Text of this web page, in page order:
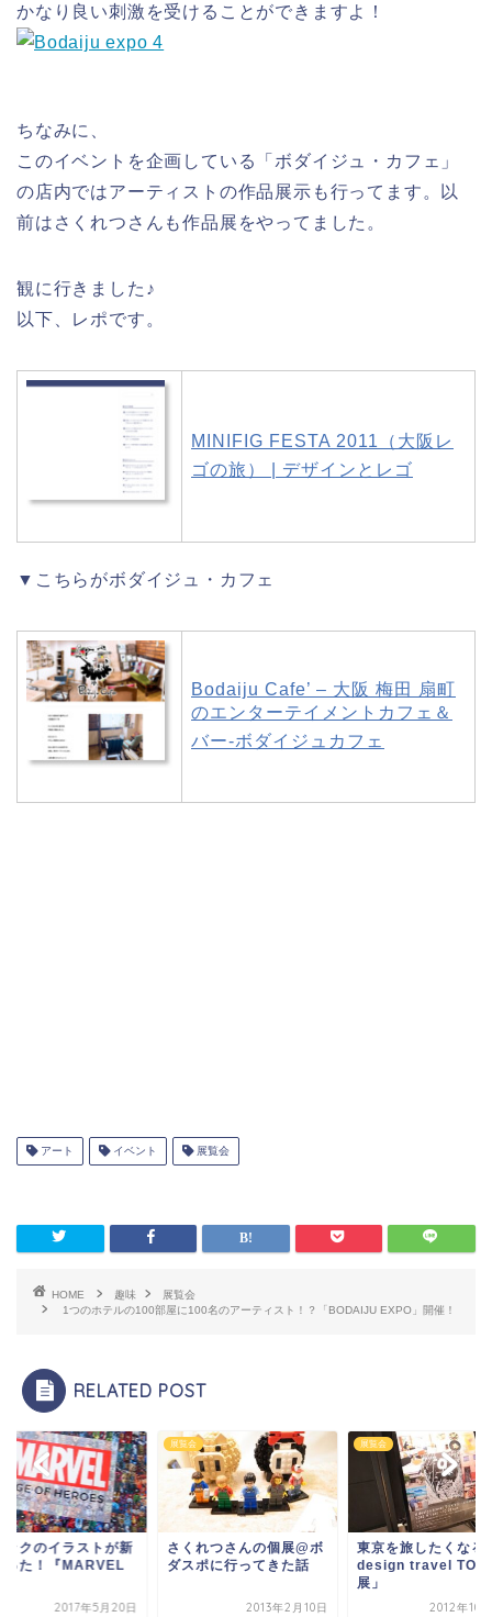
かなり良い刺激を受けることができますよ！
ちなみに、
このイベントを企画している「ボダイジュ・カフェ」
の店内ではアーティストの作品展示も行ってます。以
前はさくれつさんも作品展をやってました。
観に行きました♪
以下、レポです。
MINIFIG FESTA 2011（大阪レ
ゴの旅） | デザインとレゴ
▼こちらがボダイジュ・カフェ
Bodaiju Cafe’ – 大阪 梅田 扇町
のエンターテイメントカフェ＆
バー-ボダイジュカフェ
アート イベント 展覧会
HOME 趣味
展覧会
1つのホテルの100部屋に100名のアーティスト！？「BODAIJU EXPO」開催！
RELATED POST
ックのイラストが新
った！『MARVEL
2017年5月20日
展覧会
さくれつさんの個展@ボ
ダスポに行ってきた話
2013年2月10日
展覧会
東京を旅したくなる
design travel
展」
2012年10